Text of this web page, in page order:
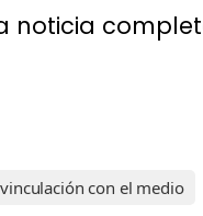
noticia
vinculación con el medio